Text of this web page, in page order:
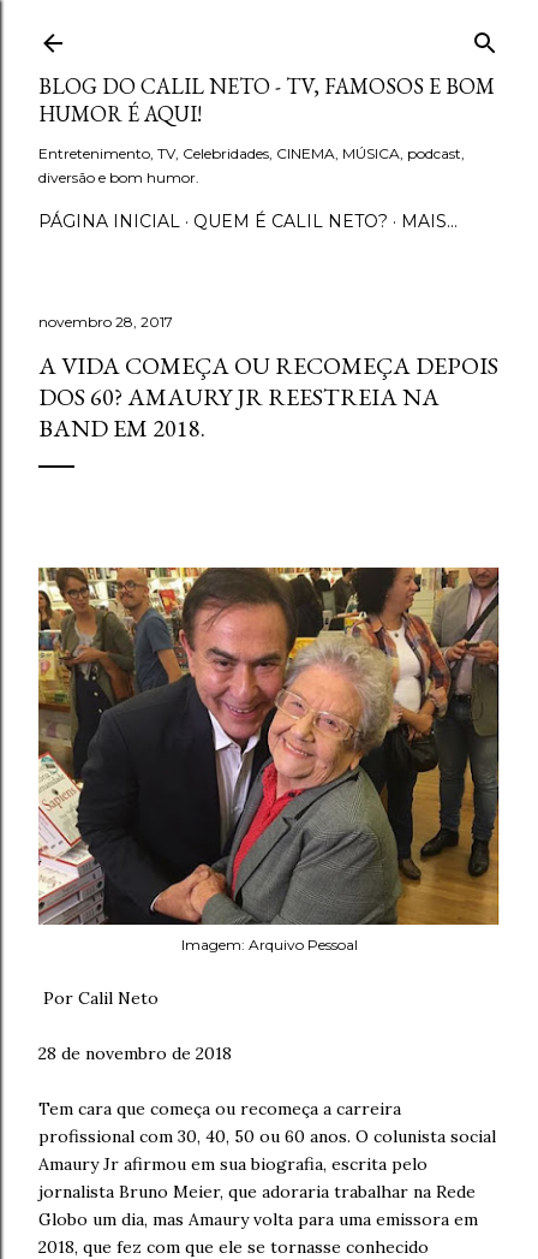
Pular para o conteúdo principal
BLOG DO CALIL NETO - TV, FAMOSOS E BOM
HUMOR É AQUI!
Entretenimento, TV, Celebridades, CINEMA, MÚSICA, podcast,
diversão e bom humor.
PÁGINA INICIAL QUEM É CALIL NETO? MAIS…
novembro 28, 2017
A VIDA COMEÇA OU RECOMEÇA DEPOIS
DOS 60? AMAURY JR REESTREIA NA
BAND EM 2018.
Imagem: Arquivo Pessoal
Por Calil Neto
28 de novembro de 2018
Tem cara que começa ou recomeça a carreira
profissional com 30, 40, 50 ou 60 anos. O colunista social
Amaury Jr afirmou em sua biografia, escrita pelo
jornalista Bruno Meier, que adoraria trabalhar na Rede
Globo um dia, mas Amaury volta para uma emissora em
2018, que fez com que ele se tornasse conhecido